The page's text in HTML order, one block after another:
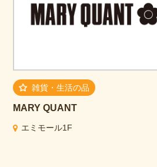
雑貨・生活の品
MARY QUANT
エミモール1F